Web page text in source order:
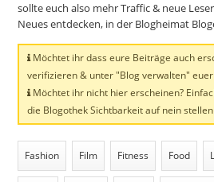
sollte euch also mehr Traffic & neue
Neues entdecken, in der Blogheimat
Möchtet ihr dass eure Beiträge auch
verifizieren & unter "Blog verwalten" euer
Möchtet ihr nicht hier erscheinen?
die Blogothek Sichtbarkeit auf nein
Fashion Film Fitness Food